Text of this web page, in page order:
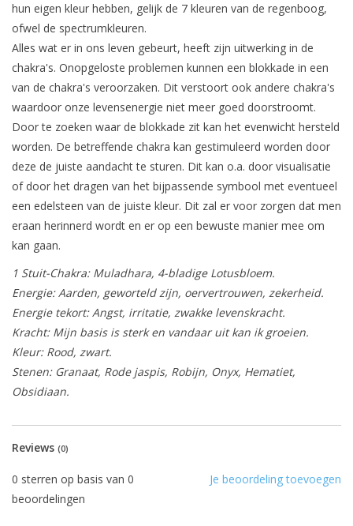
hun eigen kleur hebben, gelijk de 7 kleuren van de regenboog,
ofwel de spectrumkleuren.
Alles wat er in ons leven gebeurt, heeft zijn uitwerking in de
chakra's. Onopgeloste problemen kunnen een blokkade in een
van de chakra's veroorzaken. Dit verstoort ook andere chakra's
waardoor onze levensenergie niet meer goed doorstroomt.
Door te zoeken waar de blokkade zit kan het evenwicht hersteld
worden. De betreffende chakra kan gestimuleerd worden door
deze de juiste aandacht te sturen. Dit kan o.a. door visualisatie
of door het dragen van het bijpassende symbool met eventueel
een edelsteen van de juiste kleur. Dit zal er voor zorgen dat men
eraan herinnerd wordt en er op een bewuste manier mee om
kan gaan.
1 Stuit-Chakra: Muladhara, 4-bladige Lotusbloem.
Energie: Aarden, geworteld zijn, oervertrouwen, zekerheid.
Energie tekort: Angst, irritatie, zwakke levenskracht.
Kracht: Mijn basis is sterk en vandaar uit kan ik groeien.
Kleur: Rood, zwart.
Stenen: Granaat, Rode jaspis, Robijn, Onyx, Hematiet,
Obsidiaan.
Reviews (0)
Je beoordeling toevoegen
0 sterren op basis van 0
beoordelingen